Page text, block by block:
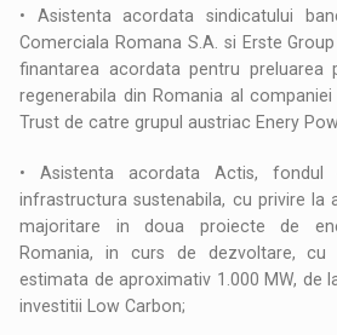
• Asistenta acordata sindicatului
Comerciala Romana S.A. si Erste
finantarea acordata pentru preluarea
regenerabila din Romania al
Trust de catre grupul austriac Enery
• Asistenta acordata Actis,
infrastructura sustenabila, cu privire la
majoritare in doua proiecte de
Romania, in curs de dezvoltare, cu
estimata de aproximativ 1.000 MW, de
investitii Low Carbon;